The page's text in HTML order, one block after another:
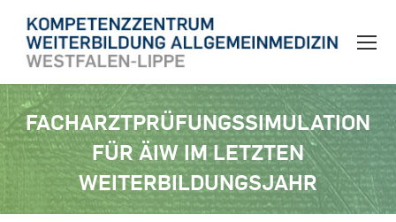
FACHARZTPRÜFUNGSSIMULATION
FÜR ÄIW IM LETZTEN
WEITERBILDUNGSJAHR
Sie befinden sich hier: